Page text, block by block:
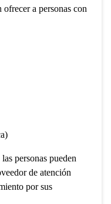
a personas con
personas pueden
de atención
por sus